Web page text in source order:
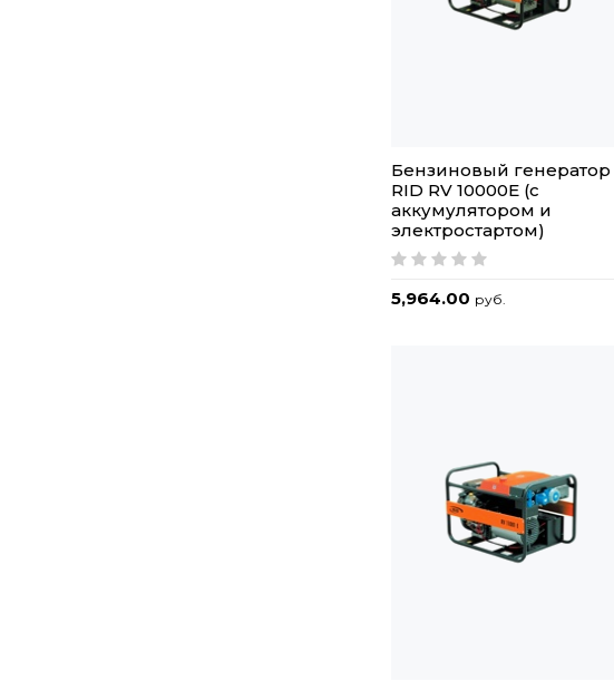
Бензиновый генератор
RID RV 10000E (с
аккумулятором и
электростартом)
5,964.00 руб.